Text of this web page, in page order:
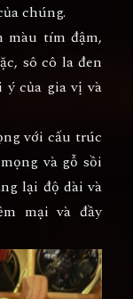
chúng.
màu tím đậm,
sô cô la đen
ý của gia vị và
với cấu trúc
và gỗ sồi
lại độ dài và
mại và đầy